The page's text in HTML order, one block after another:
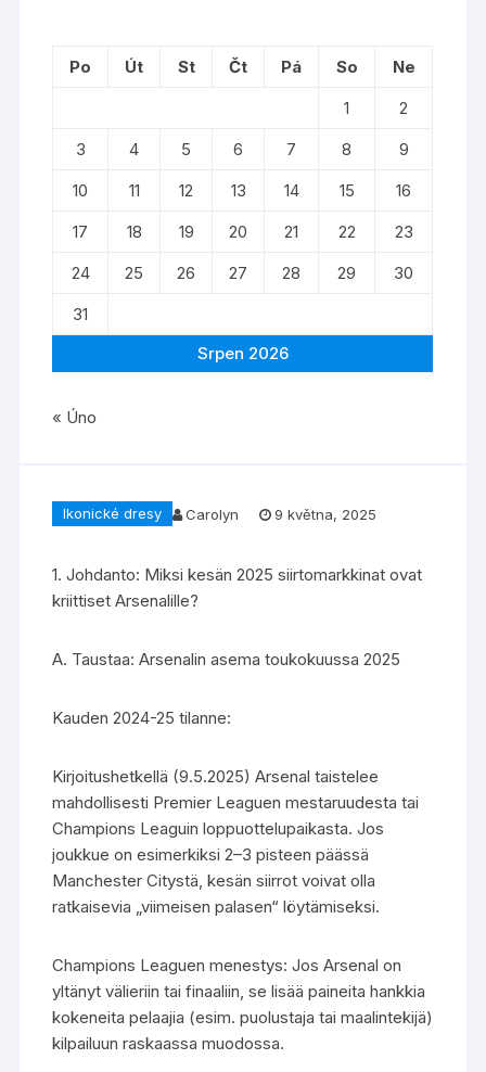
Ikonické dresy Carolyn 9 května, 2025
1. Johdanto: Miksi kesän 2025 siirtomarkkinat ovat
kriittiset Arsenalille?
A. Taustaa: Arsenalin asema toukokuussa 2025
Kauden 2024-25 tilanne:
Kirjoitushetkellä (9.5.2025) Arsenal taistelee
mahdollisesti Premier Leaguen mestaruudesta tai
Champions Leaguin loppuottelupaikasta. Jos
joukkue on esimerkiksi 2–3 pisteen päässä
Manchester Citystä, kesän siirrot voivat olla
ratkaisevia „viimeisen palasen“ löytämiseksi.
Champions Leaguen menestys: Jos Arsenal on
yltänyt välieriin tai finaaliin, se lisää paineita hankkia
kokeneita pelaajia (esim. puolustaja tai maalintekijä)
kilpailuun raskaassa muodossa.
Srpen 2026
Po Út St Čt Pá So
Ne
1
2
3
4 5 6 7 8
9
10
11 12 13 14 15
16
17
18 19 20 21 22
23
24
25 26 27 28 29
30
31
« Úno